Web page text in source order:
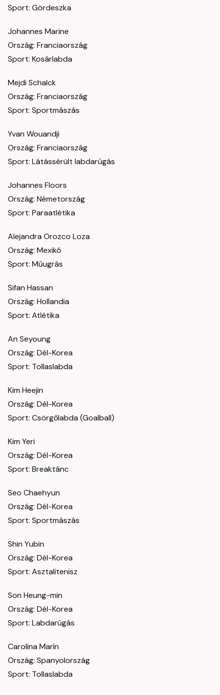
Sport: Gördeszka
Johannes Marine
Ország: Franciaország
Sport: Kosárlabda
Mejdi Schalck
Ország: Franciaország
Sport: Sportmászás
Yvan Wouandji
Ország: Franciaország
Sport: Látássérült labdarúgás
Johannes Floors
Ország: Németország
Sport: Paraatlétika
Alejandra Orozco Loza
Ország: Mexikó
Sport: Műugrás
Sifan Hassan
Ország: Hollandia
Sport: Atlétika
An Seyoung
Ország: Dél-Korea
Sport: Tollaslabda
Kim Heejin
Ország: Dél-Korea
Sport: Csörgőlabda (Goalball)
Kim Yeri
Ország: Dél-Korea
Sport: Breaktánc
Seo Chaehyun
Ország: Dél-Korea
Sport: Sportmászás
Shin Yubin
Ország: Dél-Korea
Sport: Asztalitenisz
Son Heung-min
Ország: Dél-Korea
Sport: Labdarúgás
Carolina Marín
Ország: Spanyolország
Sport: Tollaslabda